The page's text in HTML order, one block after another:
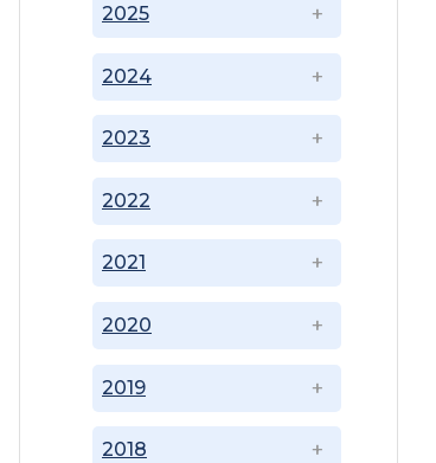
2018
2019
2020
2021
2022
2023
2024
2025